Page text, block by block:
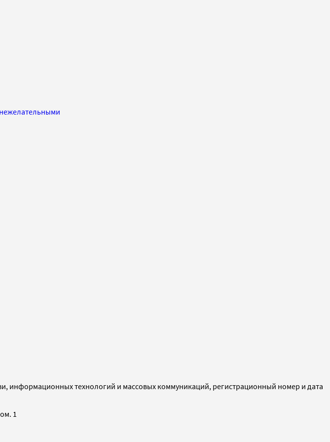
информационных технологий и массовых коммуникаций, регистрационный номер и дата
1